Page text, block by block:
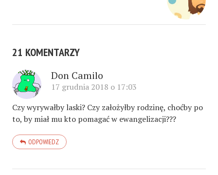
21 KOMENTARZY
Don Camilo
17 grudnia 2018 o 17:03
Czy wyrywałby laski? Czy założyłby rodzinę, choćby po
to, by miał mu kto pomagać w ewangelizacji???
ODPOWIEDZ